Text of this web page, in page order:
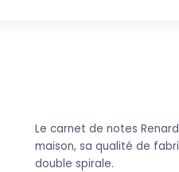
Le carnet de notes
maison, sa qualité de
double spirale.